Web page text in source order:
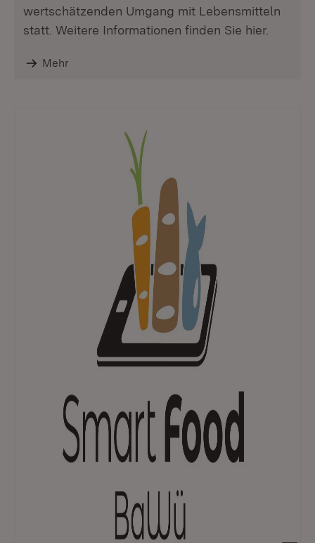
wertschätzenden Umgang mit Lebensmitteln
statt. Weitere Informationen finden Sie hier.
Mehr